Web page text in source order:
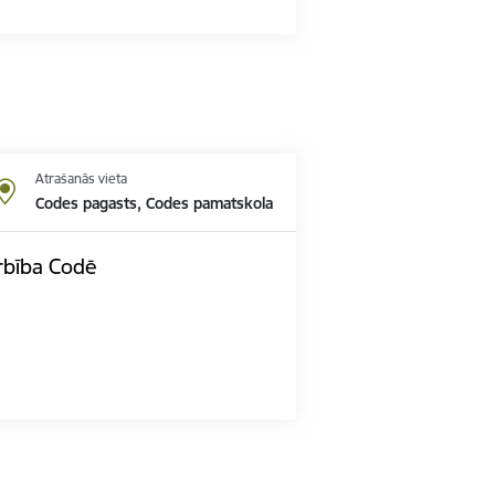
Atrašanās vieta
Codes pagasts, Codes pamatskola
Codē